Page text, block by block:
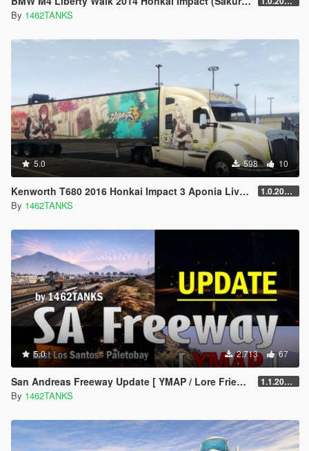
By 1462TANKS
5.0 598 10
Kenworth T680 2016 Honkai Impact 3 Aponia Lively [ 2K+4K Lively/Replace ] 1.0.202204
By 1462TANKS
5.0 2.713 67
San Andreas Freeway Update [ YMAP / Lore Friendly ] 1.1.20241119
By 1462TANKS